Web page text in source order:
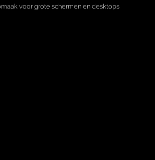
voor grote schermen en desktops